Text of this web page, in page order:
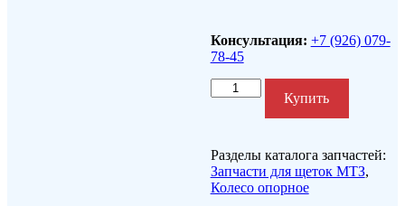
Консультация: +7 (926) 079-
78-45
Количество
Купить
Разделы каталога запчастей:
Запчасти для щеток МТЗ,
Колесо опорное